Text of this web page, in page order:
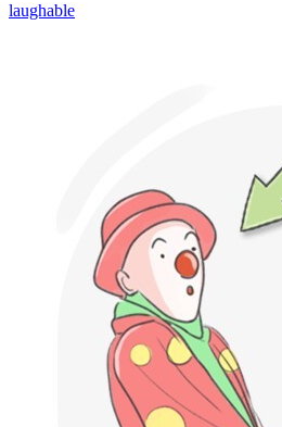
laughable